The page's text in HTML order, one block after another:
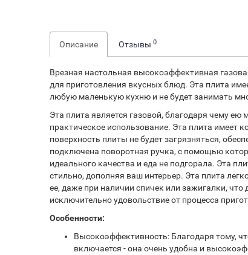
Описание Отзывы0
Врезная настольная высокоэффективная
для приготовления вкусных блюд. Эта плита
любую маленькую кухню и не будет занимать
Эта плита является газовой, благодаря чему
практическое использование. Эта плита имеет
поверхность плиты не будет загрязняться,
подключена поворотная ручка, с помощью
идеального качества и еда не подгорала. Эта
стильно, дополняя ваш интерьер. Эта плита
ее, даже при наличии спичек или зажигалки,
исключительно удовольствие от процесса
Особенности:
Высокоэффективность: Благодаря тому,
включается - она ​​очень удобна и